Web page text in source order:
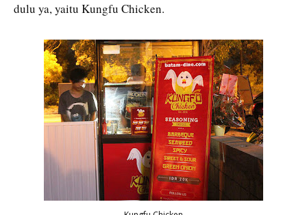
dulu ya, yaitu Kungfu Chicken.